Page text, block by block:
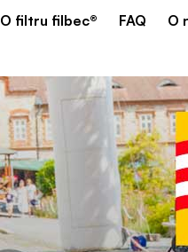
O filtru filbec® FAQ O